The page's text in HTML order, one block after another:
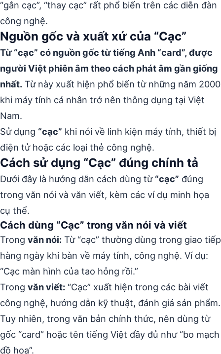
“gắn cạc”, “thay cạc” rất phổ biến trên các diễn đàn
công nghệ.
Nguồn gốc và xuất xứ của “Cạc”
Từ “cạc” có nguồn gốc từ tiếng Anh “card”, được
người Việt phiên âm theo cách phát âm gần giống
nhất. Từ này xuất hiện phổ biến từ những năm 2000
khi máy tính cá nhân trở nên thông dụng tại Việt
Nam.
Sử dụng “cạc” khi nói về linh kiện máy tính, thiết bị
điện tử hoặc các loại thẻ công nghệ.
Cách sử dụng “Cạc” đúng chính tả
Dưới đây là hướng dẫn cách dùng từ “cạc” đúng
trong văn nói và văn viết, kèm các ví dụ minh họa
cụ thể.
Cách dùng “Cạc” trong văn nói và viết
Trong văn nói: Từ “cạc” thường dùng trong giao tiếp
hàng ngày khi bàn về máy tính, công nghệ. Ví dụ:
“Cạc màn hình của tao hỏng rồi.”
Trong văn viết: “Cạc” xuất hiện trong các bài viết
công nghệ, hướng dẫn kỹ thuật, đánh giá sản phẩm.
Tuy nhiên, trong văn bản chính thức, nên dùng từ
gốc “card” hoặc tên tiếng Việt đầy đủ như “bo mạch
đồ họa”.